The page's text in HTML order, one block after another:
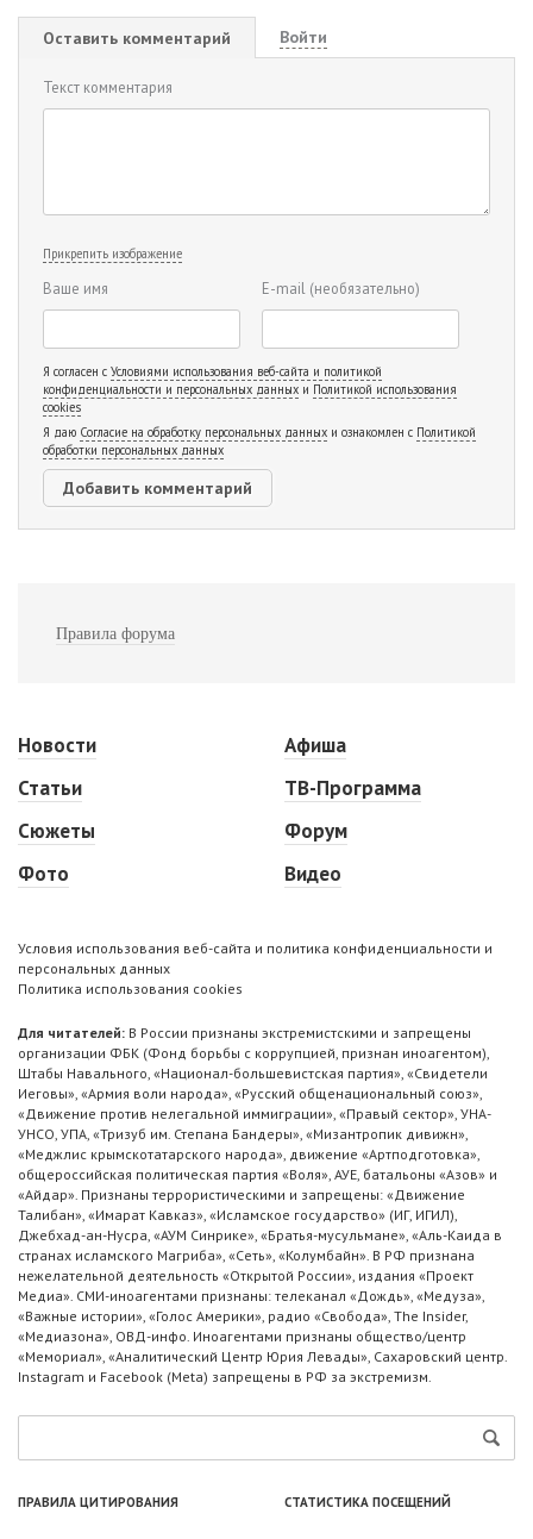
Оставить комментарий Войти
Текст комментария
Прикрепить изображение
Ваше имя E-mail (необязательно)
Я согласен с Условиями использования веб-сайта и политикой
конфиденциальности и персональных данных и Политикой использования
cookies
Я даю Согласие на обработку персональных данных и ознакомлен с Политикой
обработки персональных данных
Правила форума
Новости
Статьи
Сюжеты
Фото
Афиша
ТВ-Программа
Форум
Видео
Условия использования веб-сайта и политика конфиденциальности и
персональных данных
Политика использования cookies
Для читателей: В России признаны экстремистскими и запрещены
организации ФБК (Фонд борьбы с коррупцией, признан иноагентом),
Штабы Навального, «Национал-большевистская партия», «Свидетели
Иеговы», «Армия воли народа», «Русский общенациональный союз»,
«Движение против нелегальной иммиграции», «Правый сектор», УНА-
УНСО, УПА, «Тризуб им. Степана Бандеры», «Мизантропик дивижн»,
«Меджлис крымскотатарского народа», движение «Артподготовка»,
общероссийская политическая партия «Воля», АУЕ, батальоны «Азов» и
«Айдар». Признаны террористическими и запрещены: «Движение
Талибан», «Имарат Кавказ», «Исламское государство» (ИГ, ИГИЛ),
Джебхад-ан-Нусра, «АУМ Синрике», «Братья-мусульмане», «Аль-Каида в
странах исламского Магриба», «Сеть», «Колумбайн». В РФ признана
нежелательной деятельность «Открытой России», издания «Проект
Медиа». СМИ-иноагентами признаны: телеканал «Дождь», «Медуза»,
«Важные истории», «Голос Америки», радио «Свобода», The Insider,
«Медиазона», ОВД-инфо. Иноагентами признаны общество/центр
«Мемориал», «Аналитический Центр Юрия Левады», Сахаровский центр.
Instagram и Facebook (Metа) запрещены в РФ за экстремизм.
ПРАВИЛА ЦИТИРОВАНИЯ СТАТИСТИКА ПОСЕЩЕНИЙ